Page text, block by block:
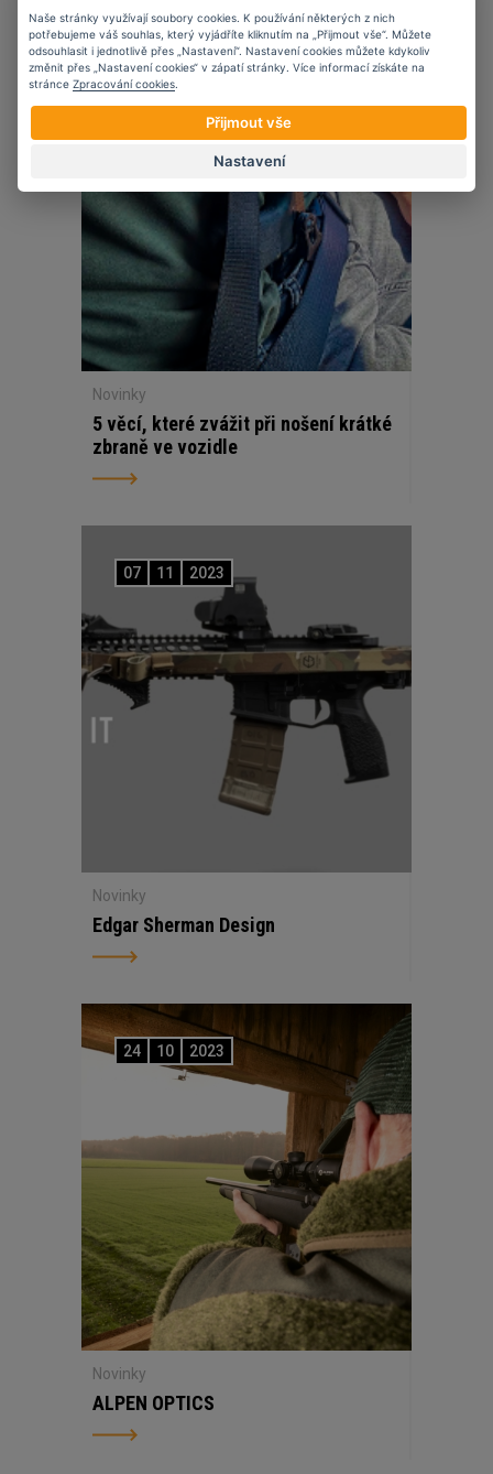
27 11 2025
Novinky
5 věcí, které zvážit při nošení krátké
zbraně ve vozidle
07 11 2023
Novinky
Edgar Sherman Design
24 10 2023
Novinky
ALPEN OPTICS
Naše stránky využívají soubory cookies. K používání některých z nich
potřebujeme váš souhlas, který vyjádříte kliknutím na „Přijmout vše“. Můžete
odsouhlasit i jednotlivě přes „Nastavení“. Nastavení cookies můžete kdykoliv
změnit přes „Nastavení cookies“ v zápatí stránky. Více informací získáte na
stránce Zpracování cookies
Přijmout vše
Nastavení